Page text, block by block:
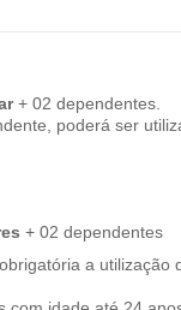
+ 02 dependentes.
poderá ser
+ 02 dependentes
a utilização